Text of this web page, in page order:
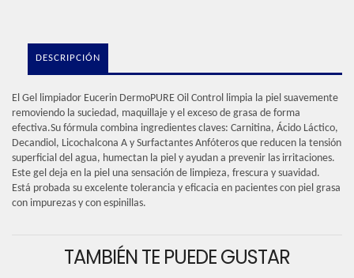
DESCRIPCIÓN
El Gel limpiador Eucerin DermoPURE Oil Control limpia la piel suavemente
removiendo la suciedad, maquillaje y el exceso de grasa de forma
efectiva.Su fórmula combina ingredientes claves: Carnitina, Ácido Láctico,
Decandiol, Licochalcona A y Surfactantes Anfóteros que reducen la tensión
superficial del agua, humectan la piel y ayudan a prevenir las irritaciones.
Este gel deja en la piel una sensación de limpieza, frescura y suavidad.
Está probada su excelente tolerancia y eficacia en pacientes con piel grasa
con impurezas y con espinillas.
TAMBIÉN TE PUEDE GUSTAR